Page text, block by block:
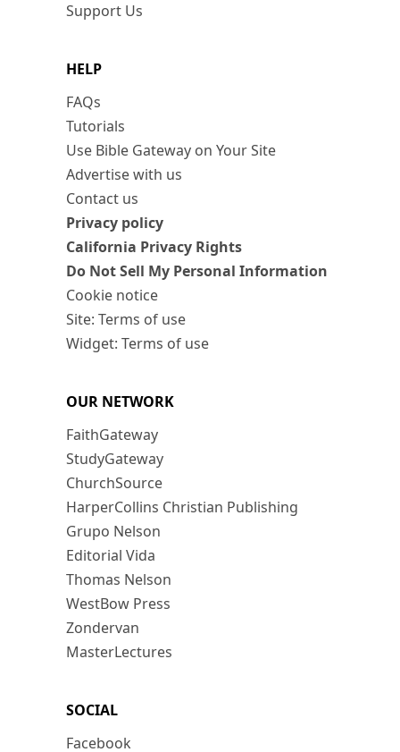
Support Us
HELP
FAQs
Tutorials
Use Bible Gateway on Your Site
Advertise with us
Contact us
Privacy policy
California Privacy Rights
Do Not Sell My Personal Information
Cookie notice
Site: Terms of use
Widget: Terms of use
OUR NETWORK
FaithGateway
StudyGateway
ChurchSource
HarperCollins Christian Publishing
Grupo Nelson
Editorial Vida
Thomas Nelson
WestBow Press
Zondervan
MasterLectures
SOCIAL
Facebook